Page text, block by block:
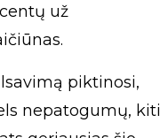
už
piktinosi,
nepatogumų, kiti